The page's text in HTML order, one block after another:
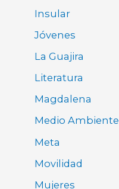
Insular
Jóvenes
La Guajira
Literatura
Magdalena
Medio Ambiente
Meta
Movilidad
Mujeres